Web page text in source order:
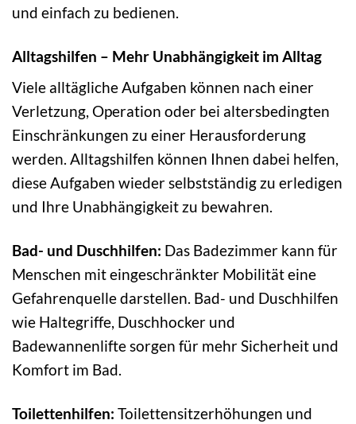
und einfach zu bedienen.
Alltagshilfen – Mehr Unabhängigkeit im Alltag
Viele alltägliche Aufgaben können nach einer
Verletzung, Operation oder bei altersbedingten
Einschränkungen zu einer Herausforderung
werden. Alltagshilfen können Ihnen dabei helfen,
diese Aufgaben wieder selbstständig zu erledigen
und Ihre Unabhängigkeit zu bewahren.
Bad- und Duschhilfen: Das Badezimmer kann für
Menschen mit eingeschränkter Mobilität eine
Gefahrenquelle darstellen. Bad- und Duschhilfen
wie Haltegriffe, Duschhocker und
Badewannenlifte sorgen für mehr Sicherheit und
Komfort im Bad.
Toilettenhilfen: Toilettensitzerhöhungen und